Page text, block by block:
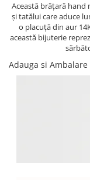
Această brățară
și tatălui care aduce
o placuță din aur
această bijuterie
Adauga si